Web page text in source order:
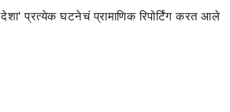
देशा' प्रत्येक घटनेचं प्रामाणिक रिपोर्टिंग करत आले